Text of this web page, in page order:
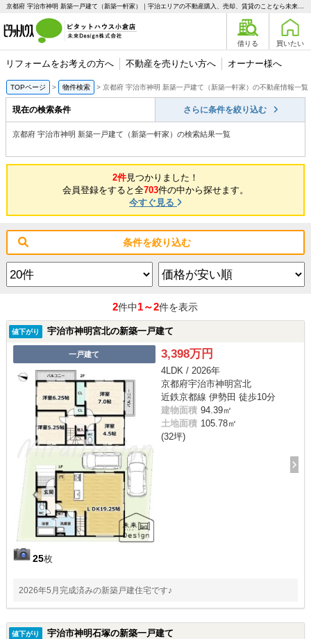
京都府 宇治市神明 新築一戸建て（新築一軒家）｜宇治エリアの不動産購入、売却、賃貸のことなら未来Designへ
借りる 買いたい
リフォームをお考えの方へ 不動産を売りたい方へ オーナー様へ
TOPページ 物件検索 京都府 宇治市神明 新築一戸建て（新築一軒家）の不動産情報一覧
現在の検索条件 さらに条件を絞り込む
京都府 宇治市神明 新築一戸建て（新築一軒家）の検索結果一覧
2件見つかりました！
会員登録をすると全703件の中から探せます。
今すぐ見る
条件を絞り込む
2件中1～2件を表示
値下がり 宇治市神明宮北の新築一戸建て
一戸建て
25枚
3,398万円
4LDK / 2026年
京都府宇治市神明宮北
近鉄京都線 伊勢田 徒歩10分
建物面積 94.39㎡
土地面積 105.78㎡
(32坪)
2026年5月完成済みの新築戸建住宅です♪
値下がり 宇治市神明石塚の新築一戸建て